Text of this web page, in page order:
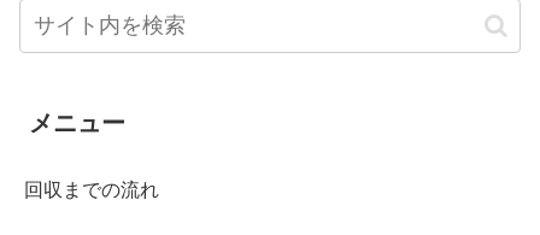
メニュー
回収までの流れ